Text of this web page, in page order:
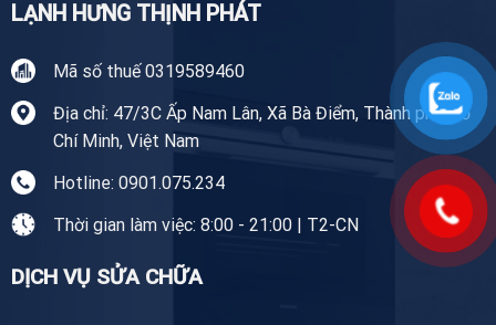
LẠNH HƯNG THỊNH PHÁT
Mã số thuế 0319589460
Địa chỉ: 47/3C Ấp Nam Lân, Xã Bà Điểm, Thành phố Hồ
Chí Minh, Việt Nam
Hotline: 0901.075.234
Thời gian làm việc: 8:00 - 21:00 | T2-CN
DỊCH VỤ SỬA CHỮA